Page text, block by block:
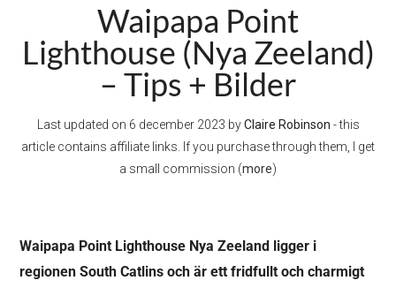
Waipapa Point
Lighthouse (Nya Zeeland)
– Tips + Bilder
Last updated on 6 december 2023 byClaire Robinson - this
article contains affiliate links. If you purchase through them, I get
a small commission (more)
Waipapa Point Lighthouse Nya Zeeland ligger i
regionen South Catlins och är ett fridfullt och charmigt